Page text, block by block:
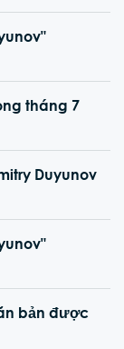
tháng 7
Duyunov
bản được